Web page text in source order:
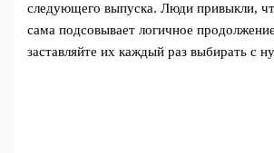
следующего выпуска. Люди привыкли,
сама подсовывает логичное
заставляйте их каждый раз выбирать с